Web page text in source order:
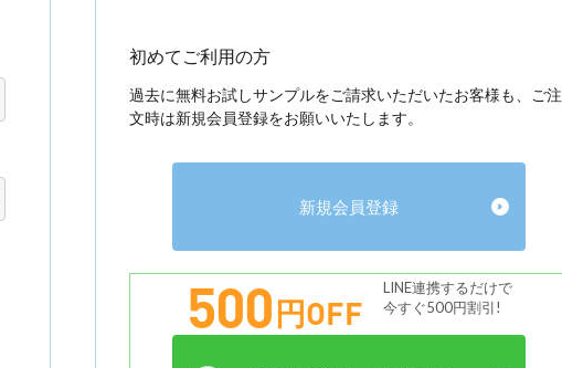
初めてご利用の方
過去に無料お試しサンプルをご請求いただいたお客様も、ご注
文時は新規会員登録をお願いいたします。
新規会員登録
500円OFF
LINE連携するだけで
今すぐ500円割引!